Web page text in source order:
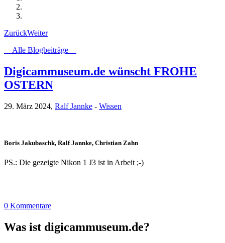
ZurückWeiter
Alle Blogbeiträge
Digicammuseum.de wünscht FROHE
OSTERN
29. März 2024, Ralf Jannke - Wissen
Boris Jakubaschk, Ralf Jannke, Christian Zahn
PS.: Die gezeigte Nikon 1 J3 ist in Arbeit ;-)
0 Kommentare
Was ist digicammuseum.de?